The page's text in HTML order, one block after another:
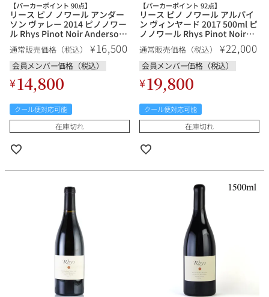
【パーカーポイント 90点】
リース ピノ ノワール アンダー
ソン ヴァレー 2014 ピノノワー
ル Rhys Pinot Noir Anderson
Valley アメリカ カリフォルニア
赤ワイン
通常販売価格（税込） ¥16,500
会員メンバー価格（税込）
¥14,800
クール便対応可能
在庫切れ
【パーカーポイント 92点】
リース ピノ ノワール アルパイ
ン ヴィンヤード 2017 500ml ピ
ノノワール Rhys Pinot Noir
Alpine Vineyard アメリカ カリ
フォルニア 赤ワイン
通常販売価格（税込） ¥22,000
会員メンバー価格（税込）
¥19,800
クール便対応可能
在庫切れ